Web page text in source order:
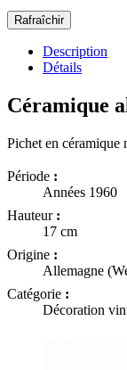
Description
Détails
Céramique
Pichet en céramique
Période :
Années 1960
Hauteur :
17 cm
Origine :
Allemagne
Catégorie :
Décoration